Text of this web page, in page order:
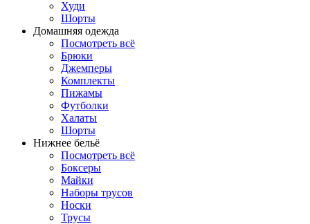
Худи
Шорты
Домашняя одежда
Посмотреть всё
Брюки
Джемперы
Комплекты
Пижамы
Футболки
Халаты
Шорты
Нижнее бельё
Посмотреть всё
Боксеры
Майки
Наборы трусов
Носки
Трусы